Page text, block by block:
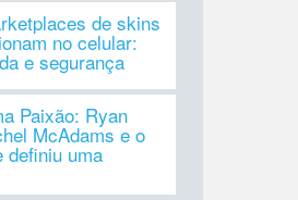
de skins
no celular:
e segurança
Paixão: Ryan
McAdams e o
definiu uma